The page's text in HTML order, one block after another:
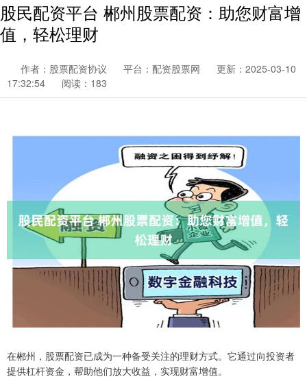
股民配资平台 郴州股票配资：助您财富增
值，轻松理财
作者：股票配资协议 平台：配资股票网
更新：2025-03-10
17:32:54
阅读：183
在郴州，股票配资已成为一种备受关注的理财方式。它通过向投资者
提供杠杆资金，帮助他们放大收益，实现财富增值。